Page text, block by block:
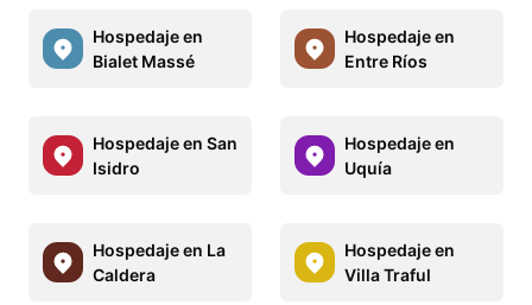
Hospedaje en
Bialet Massé
Hospedaje en
Entre Ríos
Hospedaje en San
Isidro
Hospedaje en
Uquía
Hospedaje en La
Caldera
Hospedaje en
Villa Traful